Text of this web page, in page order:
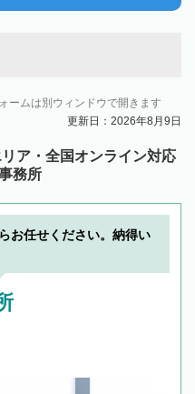
ームは別ウィンドウで開きます
更新日：2026年8月9日
ア・全国オンライン対応
務所
お任せください。納得い